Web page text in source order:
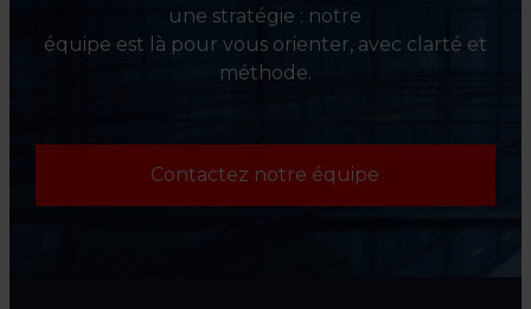
une stratégie : notre
équipe est là pour vous orienter, avec clarté et
méthode.
Contactez notre équipe